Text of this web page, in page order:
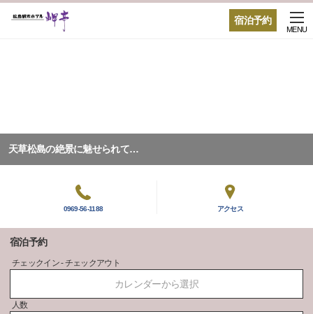
宿泊予約
MENU
天草松島の絶景に魅せられて…
0969-56-1188 アクセス
宿泊予約
チェックイン - チェックアウト
カレンダーから選択
人数